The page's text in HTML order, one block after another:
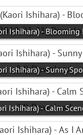
Ishihara) - Blooming
Ishihara) - Sunny
Ishihara) - Calm